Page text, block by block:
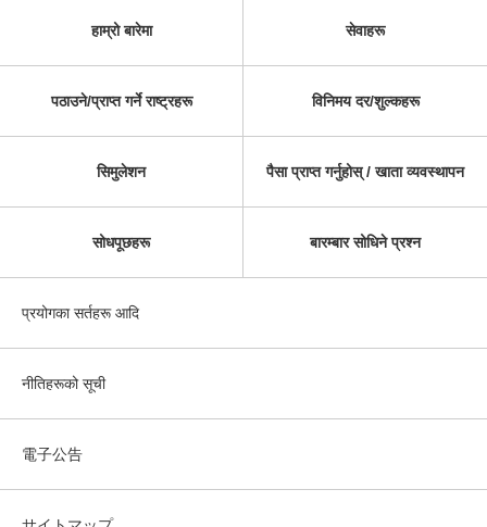
हाम्रो बारेमा सेवाहरू
पठाउने/प्राप्त गर्ने राष्ट्रहरू विनिमय दर/शुल्कहरू
सिमुलेशन पैसा प्राप्त गर्नुहोस् / खाता व्यवस्थापन
सोधपूछहरू बारम्बार सोधिने प्रश्न
प्रयोगका सर्तहरू आदि
नीतिहरूको सूची
電子公告